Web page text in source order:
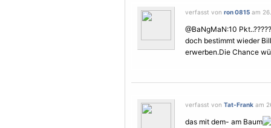
verfasst von ron 0815 am
@BaNgMaN:10
doch bestimmt wieder
erwerben.Die Chance
verfasst von Tat-Frank am
das mit dem- am Baum